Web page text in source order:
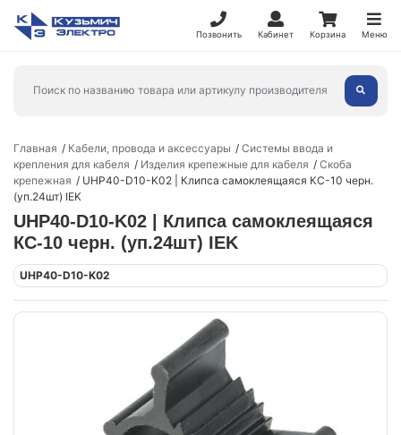
Позвонить Кабинет Корзина Меню
Главная Кабели, провода и аксессуары
Системы ввода и
крепления для кабеля
Изделия крепежные для кабеля
Скоба
крепежная
UHP40-D10-K02 | Клипса самоклеящаяся КС-10 черн.
(уп.24шт) IEK
UHP40-D10-K02 | Клипса самоклеящаяся
КС-10 черн. (уп.24шт) IEK
UHP40-D10-K02